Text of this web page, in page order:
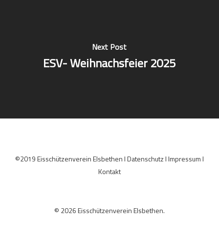
Next Post
ESV- Weihnachsfeier 2025
©2019 Eisschützenverein Elsbethen IDatenschutzIImpressumI
Kontakt
© 2026 Eisschützenverein Elsbethen.